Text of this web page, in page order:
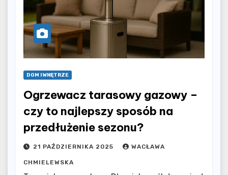
DOM I WNĘTRZE
Ogrzewacz tarasowy gazowy –
czy to najlepszy sposób na
przedłużenie sezonu?
21 PAŹDZIERNIKA 2025 WACŁAWA
CHMIELEWSKA